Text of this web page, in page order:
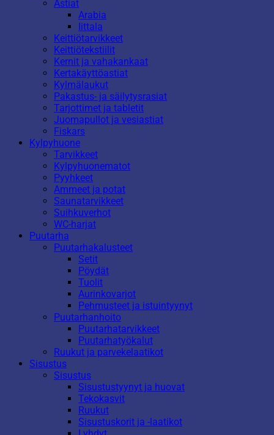
Astiat
Arabia
Iittala
Keittiötarvikkeet
Keittiötekstiilit
Kernit ja vahakankaat
Kertakäyttöastiat
Kylmälaukut
Pakastus- ja säilytysrasiat
Tarjottimet ja tabletit
Juomapullot ja vesiastiat
Fiskars
Kylpyhuone
Tarvikkeet
Kylpyhuonematot
Pyyhkeet
Ammeet ja potat
Saunatarvikkeet
Suihkuverhot
WC-harjat
Puutarha
Puutarhakalusteet
Setit
Pöydät
Tuolit
Aurinkovarjot
Pehmusteet ja istuintyynyt
Puutarhanhoito
Puutarhatarvikkeet
Puutarhatyökalut
Ruukut ja parvekelaatikot
Sisustus
Sisustus
Sisustustyynyt ja huovat
Tekokasvit
Ruukut
Sisustuskorit ja -laatikot